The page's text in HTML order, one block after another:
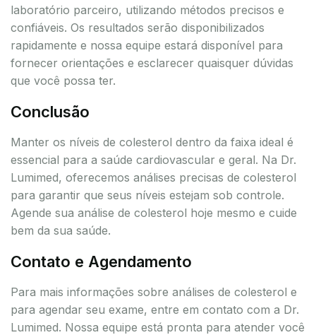
laboratório parceiro, utilizando métodos precisos e
confiáveis. Os resultados serão disponibilizados
rapidamente e nossa equipe estará disponível para
fornecer orientações e esclarecer quaisquer dúvidas
que você possa ter.
Conclusão
Manter os níveis de colesterol dentro da faixa ideal é
essencial para a saúde cardiovascular e geral. Na Dr.
Lumimed, oferecemos análises precisas de colesterol
para garantir que seus níveis estejam sob controle.
Agende sua análise de colesterol hoje mesmo e cuide
bem da sua saúde.
Contato e Agendamento
Para mais informações sobre análises de colesterol e
para agendar seu exame, entre em contato com a Dr.
Lumimed. Nossa equipe está pronta para atender você